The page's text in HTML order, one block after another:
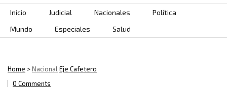
Skip to content
Inicio Judicial Nacionales
Política
Mundo
Especiales Salud
Home >NacionalEje Cafetero
0 Comments